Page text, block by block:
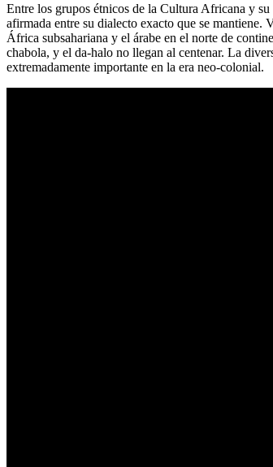
Entre los grupos étnicos de la Cultura Africana y
afirmada entre su dialecto exacto que se mantiene.
África subsahariana y el árabe en el norte de
chabola, y el da-halo no llegan al centenar. La
extremadamente importante en la era neo-colonial.